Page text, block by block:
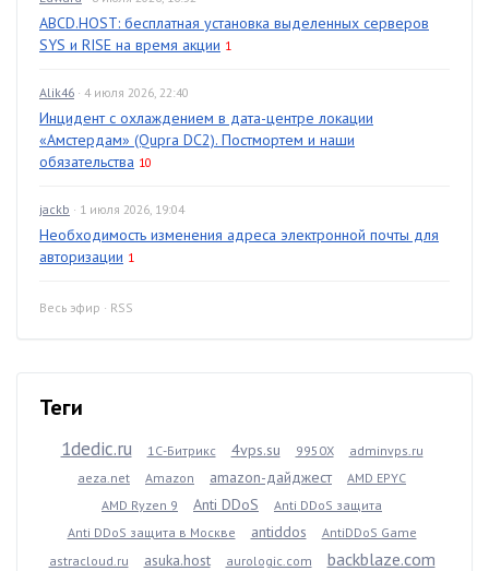
ABCD.HOST: бесплатная установка выделенных серверов
SYS и RISE на время акции 1
Alik46 · 4 июля 2026, 22:40
Инцидент с охлаждением в дата-центре локации
«Амстердам» (Qupra DC2). Постмортем и наши
обязательства 10
jackb · 1 июля 2026, 19:04
Необходимость изменения адреса электронной почты для
авторизации 1
Весь эфир · RSS
Теги
1dedic.ru 1С-Битрикс 4vps.su 9950X
adminvps.ru
aeza.net
Amazon amazon-дайджест
AMD EPYC
AMD Ryzen 9
Anti DDoS
Anti DDoS защита
Anti DDoS защита в Москве
antiddos
AntiDDoS Game
astracloud.ru
asuka.host aurologic.com backblaze.com